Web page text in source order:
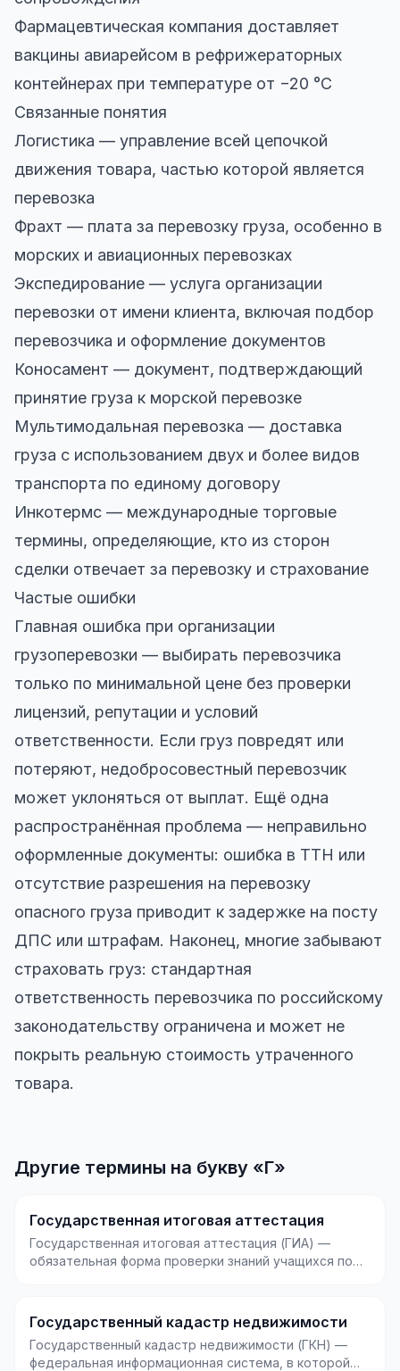
Фармацевтическая компания доставляет
вакцины авиарейсом в рефрижераторных
контейнерах при температуре от −20 °C
Связанные понятия
Логистика — управление всей цепочкой
движения товара, частью которой является
перевозка
Фрахт — плата за перевозку груза, особенно в
морских и авиационных перевозках
Экспедирование — услуга организации
перевозки от имени клиента, включая подбор
перевозчика и оформление документов
Коносамент — документ, подтверждающий
принятие груза к морской перевозке
Мультимодальная перевозка — доставка
груза с использованием двух и более видов
транспорта по единому договору
Инкотермс — международные торговые
термины, определяющие, кто из сторон
сделки отвечает за перевозку и страхование
Частые ошибки
Главная ошибка при организации
грузоперевозки — выбирать перевозчика
только по минимальной цене без проверки
лицензий, репутации и условий
ответственности. Если груз повредят или
потеряют, недобросовестный перевозчик
может уклоняться от выплат. Ещё одна
распространённая проблема — неправильно
оформленные документы: ошибка в ТТН или
отсутствие разрешения на перевозку
опасного груза приводит к задержке на посту
ДПС или штрафам. Наконец, многие забывают
страховать груз: стандартная
ответственность перевозчика по российскому
законодательству ограничена и может не
покрыть реальную стоимость утраченного
товара.
Другие термины на букву «Г»
Государственная итоговая аттестация
Государственная итоговая аттестация (ГИА) —
обязательная форма проверки знаний учащихся по
Государственный кадастр недвижимости
Государственный кадастр недвижимости (ГКН) —
федеральная информационная система, в которой